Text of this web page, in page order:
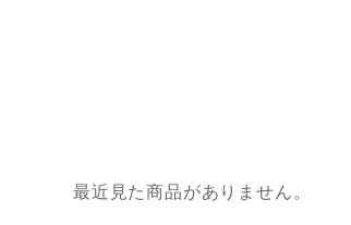
最近見た商品がありません。